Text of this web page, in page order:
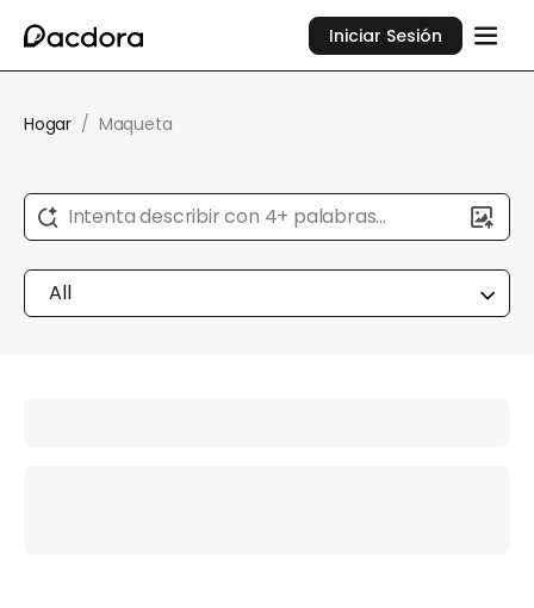
Iniciar Sesión
Hogar / Maqueta
Intenta describir con 4+ palabras...
All